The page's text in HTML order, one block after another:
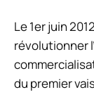
Le 1er juin
révolutionner
du premier